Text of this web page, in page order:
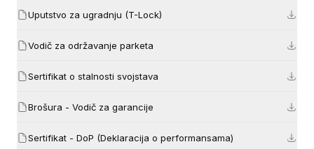
Uputstvo za ugradnju (T-Lock)
Vodič za održavanje parketa
Sertifikat o stalnosti svojstava
Brošura - Vodič za garancije
Sertifikat - DoP (Deklaracija o performansama)